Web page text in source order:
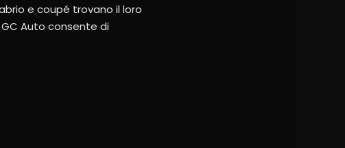
e coupé trovano il loro
Auto consente di